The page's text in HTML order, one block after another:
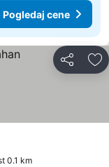
Pogledaj cene
Deli
0.1 km